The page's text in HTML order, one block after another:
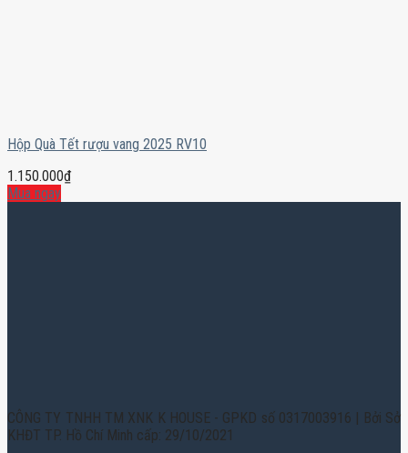
Hộp Quà Tết rượu vang 2025 RV10
1.150.000₫
Mua ngay
CÔNG TY TNHH TM XNK K HOUSE - GPKD số 0317003916 | Bởi Sở
KHĐT TP. Hồ Chí Minh cấp: 29/10/2021